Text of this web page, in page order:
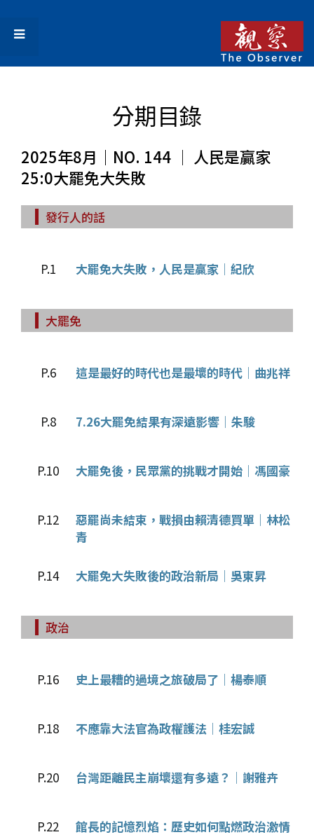
分期目錄
2025年8月｜NO. 144 │ 人民是贏家
25:0大罷免大失敗
發行人的話
P.1 大罷免大失敗，人民是贏家│紀欣
大罷免
P.6 這是最好的時代也是最壞的時代│曲兆祥
P.8 7.26大罷免結果有深遠影響│朱駿
P.10 大罷免後，民眾黨的挑戰才開始│馮國豪
P.12
惡罷尚未結束，戰損由賴清德買單│林松
青
P.14 大罷免大失敗後的政治新局│吳東昇
政治
P.16 史上最糟的過境之旅破局了│楊泰順
P.18 不應靠大法官為政權護法│桂宏誠
P.20 台灣距離民主崩壞還有多遠？│謝雅卉
P.22
館長的記憶烈焰：歷史如何點燃政治激情